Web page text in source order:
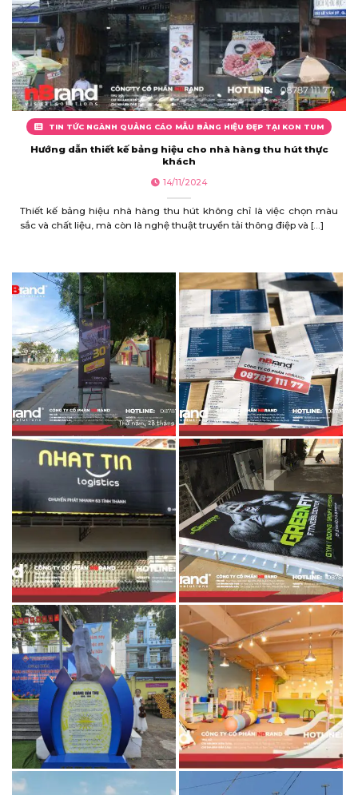
TIN TỨC NGÀNH QUẢNG CÁO MẪU BẢNG HIỆU ĐẸP TẠI KON TUM
Hướng dẫn thiết kế bảng hiệu cho nhà hàng thu hút thực
khách
14/11/2024
Thiết kế bảng hiệu nhà hàng thu hút không chỉ là việc chọn màu
sắc và chất liệu, mà còn là nghệ thuật truyền tải thông điệp và [...]